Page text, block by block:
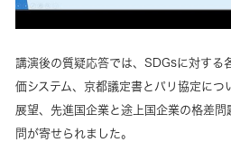
講演後の質疑応答では、SDGsに対する
価システム、京都議定書とパリ協定につ
展望、先進国企業と途上国企業の格差
問が寄せられました。